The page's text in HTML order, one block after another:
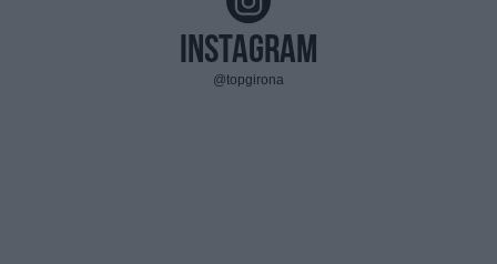
Instagram
@topgirona